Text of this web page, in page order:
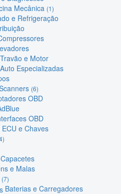
Mecânica (1)
e Refrigeração
e Motor
Especializadas
(6)
OBD
OBD
e Chaves
e Malas
(7)
Baterias e Carregadores